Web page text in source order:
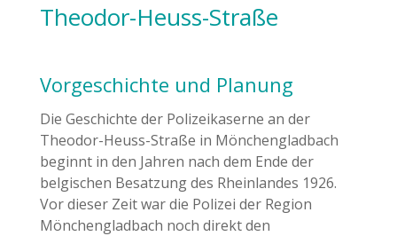
Theodor-Heuss-Straße
Vorgeschichte und Planung
Die Geschichte der Polizeikaserne an der
Theodor-Heuss-Straße in Mönchengladbach
beginnt in den Jahren nach dem Ende der
belgischen Besatzung des Rheinlandes 1926.
Vor dieser Zeit war die Polizei der Region
Mönchengladbach noch direkt den